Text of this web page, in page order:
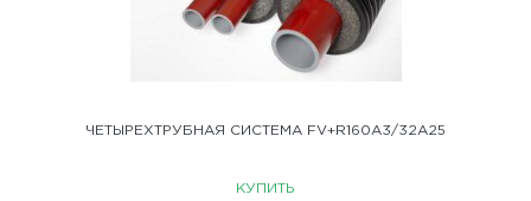
ЧЕТЫРЕХТРУБНАЯ СИСТЕМА FV+R160A3/32A25
КУПИТЬ